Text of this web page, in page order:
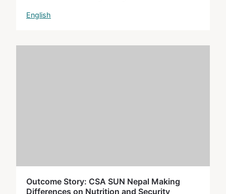
English
Outcome Story: CSA SUN Nepal Making
Differences on Nutrition and Security